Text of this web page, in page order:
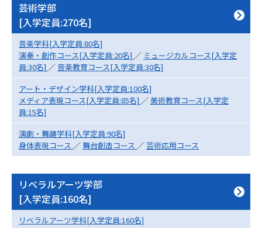
先輩が入学を決めた理由 テレメール全国一斉進学調査
新生活お役立ちガイド
学問発見 学問検索
大学で学びたい学問発見
学問のミニ講義「夢ナビ講義」 学問分野解説
学問の教科書
芸術学部
[入学定員:270名]
音楽学科[入学定員:80名]
演奏・創作コース[入学定員:20名] ／ ミュージカルコース[入学定
員:30名] ／ 音楽教育コース[入学定員:30名]
アート・デザイン学科[入学定員:100名]
メディア表現コース[入学定員:85名] ／美術教育コース[入学定
員:15名]
演劇・舞踊学科[入学定員:90名]
身体表現コース ／ 舞台創造コース ／芸術応用コース
リベラルアーツ学部
[入学定員:160名]
リベラルアーツ学科[入学定員:160名]